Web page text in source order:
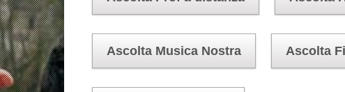
Ascolta Musica Nostra Ascolta